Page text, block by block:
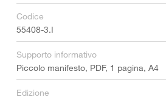
Codice
55408-3.I
Supporto informativo
Piccolo manifesto, PDF, 1 pagina, A4
Edizione